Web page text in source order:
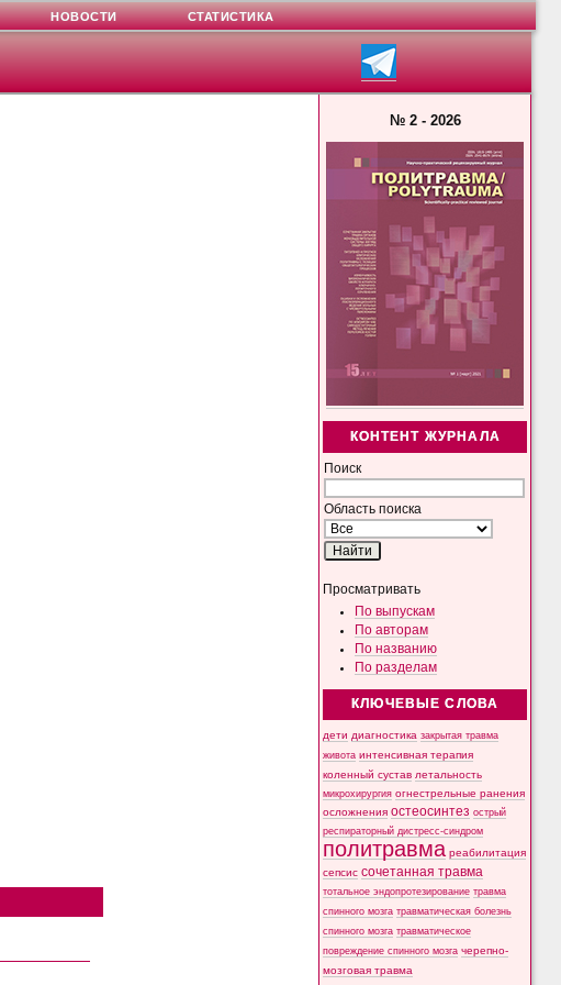
№ 2 - 2026
КОНТЕНТ ЖУРНАЛА
Поиск
Область поиска
Просматривать
По выпускам
По авторам
По названию
По разделам
КЛЮЧЕВЫЕ СЛОВА
дети диагностика закрытая травма
живота интенсивная терапия
коленный сустав летальность
микрохирургия огнестрельные ранения
осложнения остеосинтез острый
респираторный дистресс-синдром
политравма реабилитация
сепсис сочетанная травма
тотальное эндопротезирование травма
спинного мозга травматическая болезнь
спинного мозга травматическое
повреждение спинного мозга черепно-
мозговая травма
НОВОСТИ СТАТИСТИКА